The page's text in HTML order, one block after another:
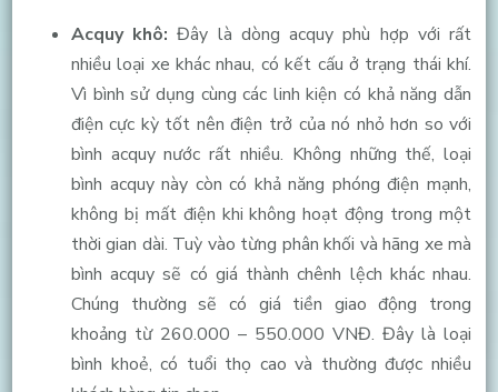
Acquy khô:Đây là dòng acquy phù hợp với rất
nhiều loại xe khác nhau, có kết cấu ở trạng thái khí.
Vì bình sử dụng cùng các linh kiện có khả năng dẫn
điện cực kỳ tốt nên điện trở của nó nhỏ hơn so với
bình acquy nước rất nhiều. Không những thế, loại
bình acquy này còn có khả năng phóng điện mạnh,
không bị mất điện khi không hoạt động trong một
thời gian dài. Tuỳ vào từng phân khối và hãng xe mà
bình acquy sẽ có giá thành chênh lệch khác nhau.
Chúng thường sẽ có giá tiền giao động trong
khoảng từ 260.000 – 550.000 VNĐ. Đây là loại
bình khoẻ, có tuổi thọ cao và thường được nhiều